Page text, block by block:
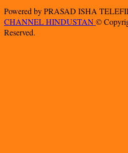
Powered by PRASAD ISHA
CHANNEL HINDUSTAN©
Reserved.